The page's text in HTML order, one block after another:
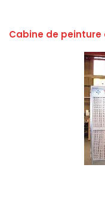
Cabine de peinture